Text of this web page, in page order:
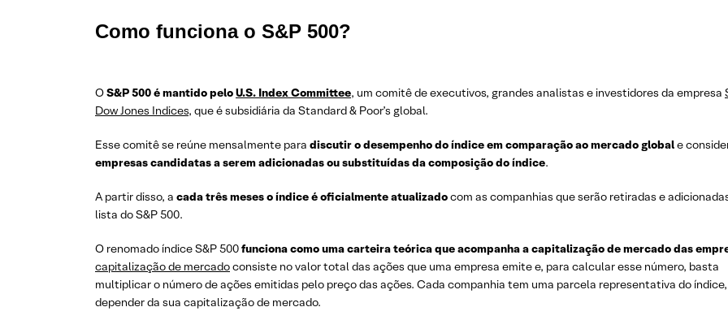
Como funciona o S&P 500?
OS&P 500 é mantido peloU.S. Index Committee, um comitê de executivos, grandes analistas e investidores da empresa
Dow Jones Indices, que é subsidiária da Standard & Poor’s global.
Esse comitê se reúne mensalmente para discutir o desempenho do índice em comparação ao mercado globale
empresas candidatas a serem adicionadas ou substituídas da composição do índice.
A partir disso, a cada três meses o índice é oficialmente atualizadocom as companhias que serão retiradas e
lista do S&P 500.
O renomado índice S&P 500funciona como uma carteira teórica que acompanha a capitalização de mercado das
capitalização de mercadoconsiste no valor total das ações que uma empresa emite e, para calcular esse número, basta
multiplicar o número de ações emitidas pelo preço das ações. Cada companhia tem uma parcela representativa do
depender da sua capitalização de mercado.